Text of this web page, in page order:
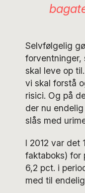
Selvfølgelig
forventninger,
skal leve op
vi skal forstå
risici. Og på
der nu
slås med
I 2012 var det
faktaboks) for
6,2 pct. i
med til